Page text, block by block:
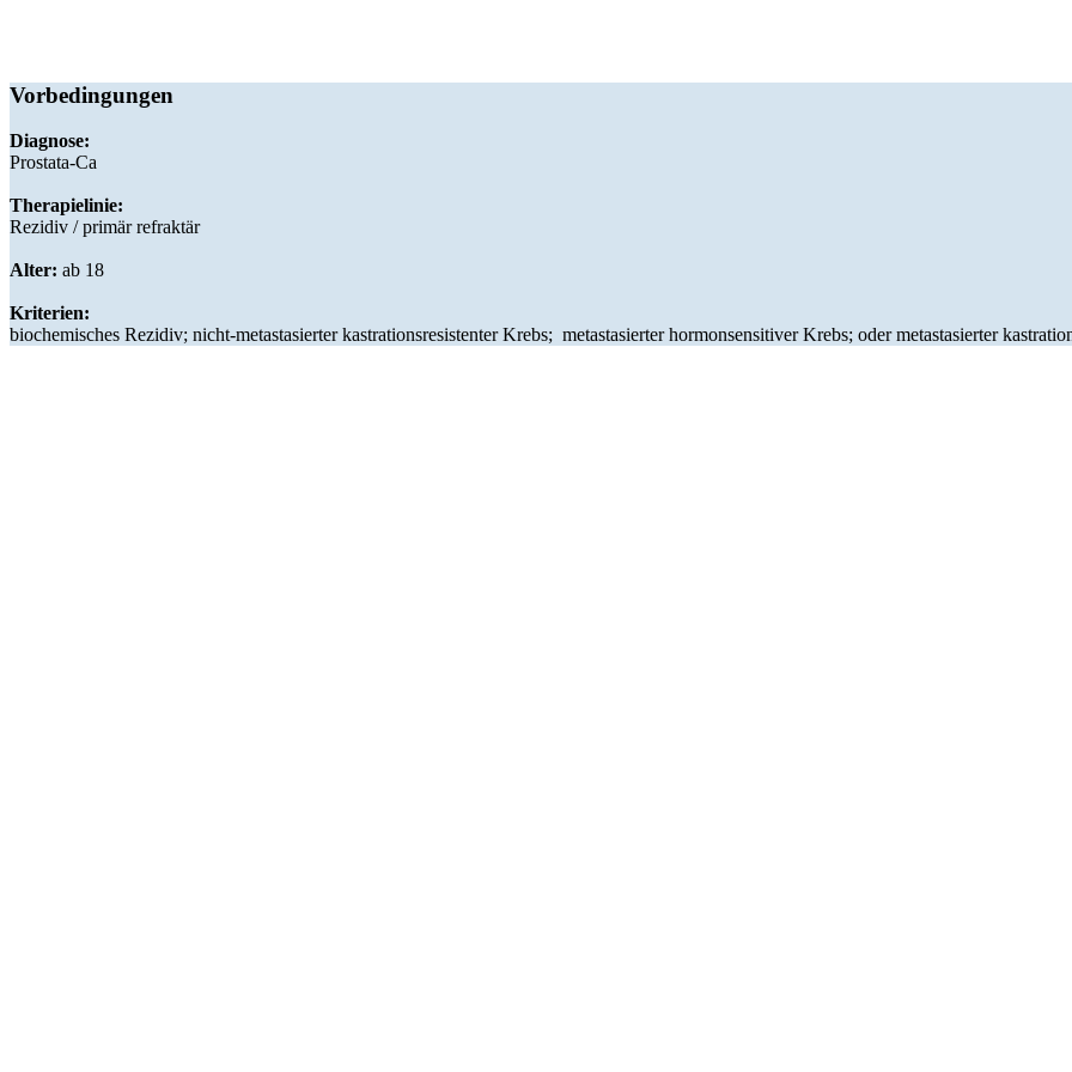
Vorbedingungen
Diagnose:
Prostata-Ca
Therapielinie:
Rezidiv / primär refraktär
Alter: ab 18
Kriterien:
biochemisches Rezidiv; nicht-metastasierter kastrationsresistenter Krebs; metastasierter hormonsensitiver Krebs; oder metastasierter